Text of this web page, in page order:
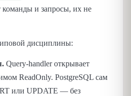
команды и запросы, их не
дисциплины:
Query-handler открывает
ReadOnly. PostgreSQL сам
или UPDATE — без